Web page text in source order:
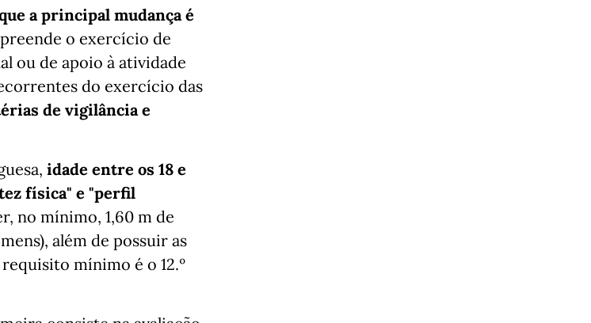
a principal mudança é
o exercício de
ou de apoio à atividade
do exercício das
de vigilância e
idade entre os 18 e
física" e "perfil
no mínimo, 1,60 m de
além de possuir as
mínimo é o 12.º